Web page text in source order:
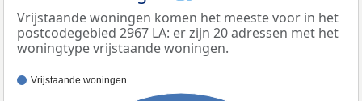
Vrijstaande woningen komen het meeste voor in het
postcodegebied 2967 LA: er zijn 20 adressen met het
woningtype vrijstaande woningen.
Vrijstaande woningen